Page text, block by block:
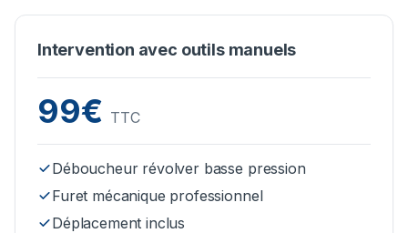
Intervention avec outils manuels
99€ TTC
Déboucheur révolver basse pression
Furet mécanique professionnel
Déplacement inclus